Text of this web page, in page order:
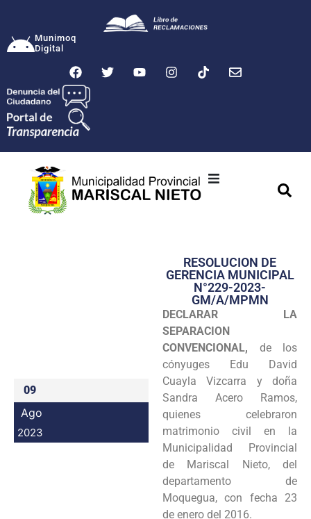
Munimoq
Digital
Transparencia
Seguridad
Programas
Intranet
09
Ago
2023
RESOLUCION DE
GERENCIA MUNICIPAL
N°229-2023-
GM/A/MPMN
DECLARAR LA
SEPARACION
CONVENCIONAL, de los
cónyuges Edu David
Cuayla Vizcarra y doña
Sandra Acero Ramos,
quienes celebraron
matrimonio civil en la
Municipalidad Provincial
de Mariscal Nieto, del
departamento de
Moquegua, con fecha 23
de enero del 2016.